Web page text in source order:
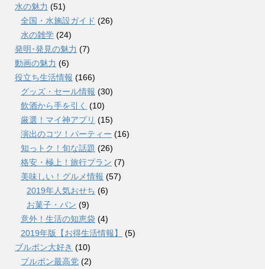
水の魅力 (51)
全国・水施設ガイド (26)
水の雑学 (24)
発明･発見の魅力 (7)
動画の魅力 (6)
役立ち生活情報 (166)
グッズ・セール情報 (30)
飲酒から手を引く (10)
厳選！マイ神アプリ (15)
演出のコツ！パーティー (16)
知っトク！旬な話題 (26)
格安・極上！旅行プラン (7)
美味しい！グルメ情報 (57)
2019年人気おせち (6)
お菓子・パン (9)
意外！生活の知恵袋 (4)
2019年版【お得生活情報】
(5)
ブルボン大好き (10)
ブルボン最高党 (2)